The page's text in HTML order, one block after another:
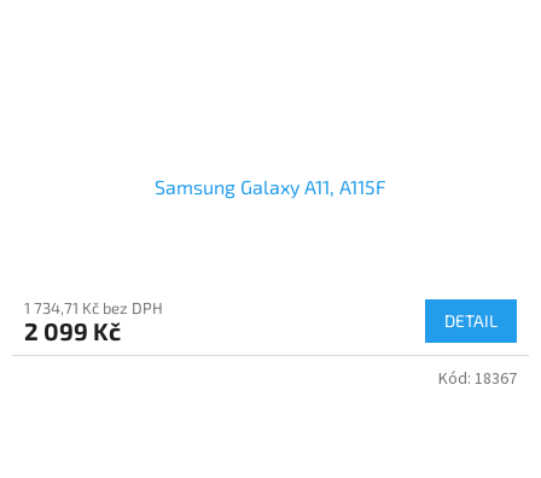
Samsung Galaxy A11, A115F
1 734,71 Kč bez DPH
2 099 Kč DETAIL
Kód: 18367